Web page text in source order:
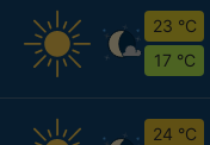
23 °C
17 °C
24 °C